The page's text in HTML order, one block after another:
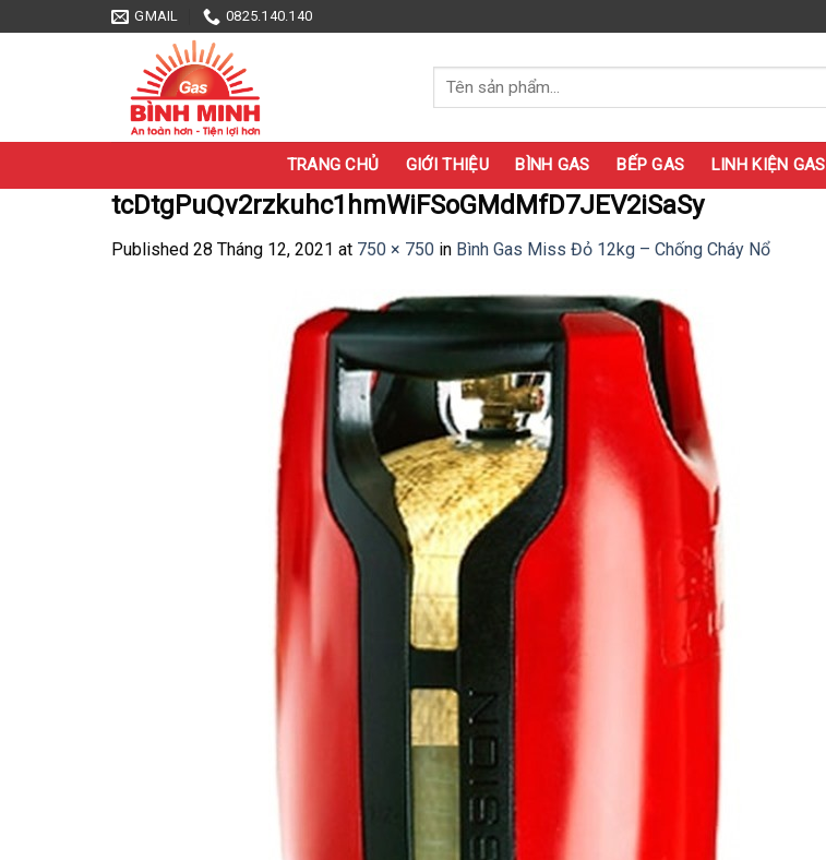
to
GMAIL 0825.140.140
Tìm
kiếm:
TRANG CHỦ GIỚI THIỆU BÌNH GAS BẾP GAS LINH KIỆN GAS
tcDtgPuQv2rzkuhc1hmWiFSoGMdMfD7JEV2iSaSy
Published 28 Tháng 12, 2021 at 750 × 750 in Bình Gas Miss Đỏ 12kg – Chống Cháy Nổ